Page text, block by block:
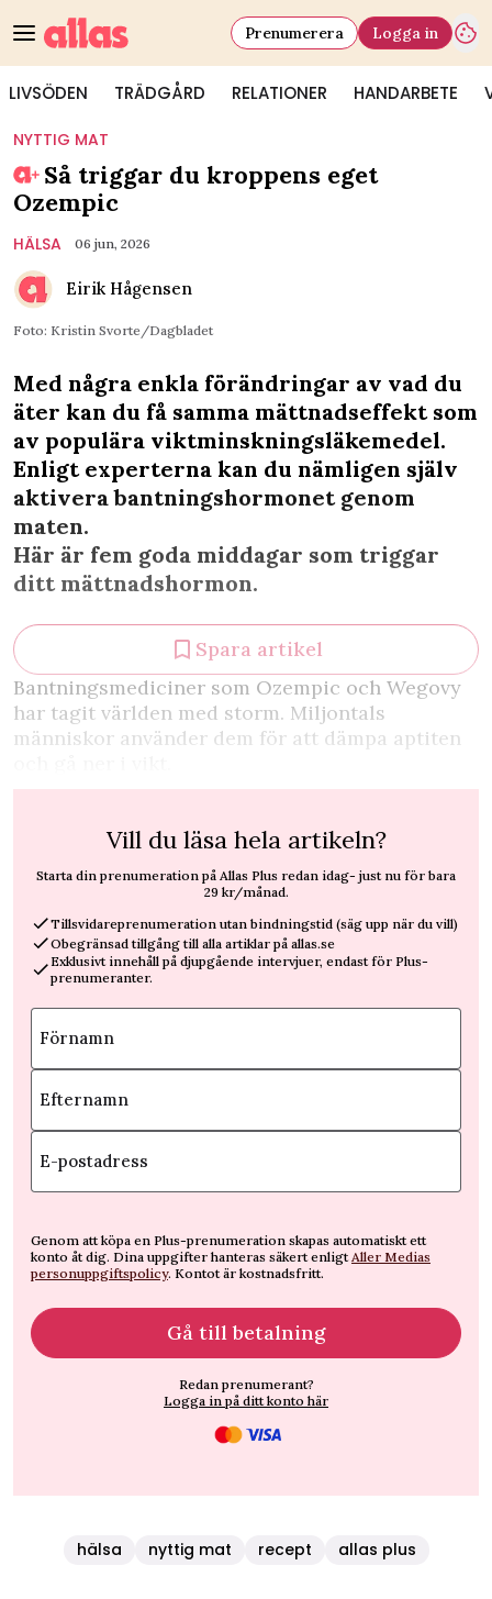
LIVSÖDEN TRÄDGÅRD RELATIONER HANDARBETE
Prenumerera Logga in
NYTTIG MAT
Så triggar du kroppens eget
Ozempic
HÄLSA 06 jun, 2026
Eirik Hågensen
Foto: Kristin Svorte/Dagbladet
Med några enkla förändringar av vad du
äter kan du få samma mättnadseffekt som
av populära viktminskningsläkemedel.
Enligt experterna kan du nämligen själv
aktivera bantningshormonet genom
maten.
Här är fem goda middagar som triggar
ditt mättnadshormon.
Spara artikel
Bantningsmediciner som Ozempic och Wegovy
har tagit världen med storm. Miljontals
människor använder dem för att dämpa aptiten
Vill du läsa hela artikeln?
Starta din prenumeration på Allas Plus redan idag- just nu för bara
29 kr/månad.
Tillsvidareprenumeration utan bindningstid (säg upp när du vill)
Obegränsad tillgång till alla artiklar på allas.se
Exklusivt innehåll på djupgående intervjuer, endast för Plus-
prenumeranter.
Förnamn
Efternamn
E-postadress
Genom att köpa en Plus-prenumeration skapas automatiskt ett
konto åt dig. Dina uppgifter hanteras säkert enligt Aller Medias
personuppgiftspolicy. Kontot är kostnadsfritt.
Gå till betalning
Redan prenumerant?
Logga in på ditt konto här
hälsa nyttig mat recept allas plus